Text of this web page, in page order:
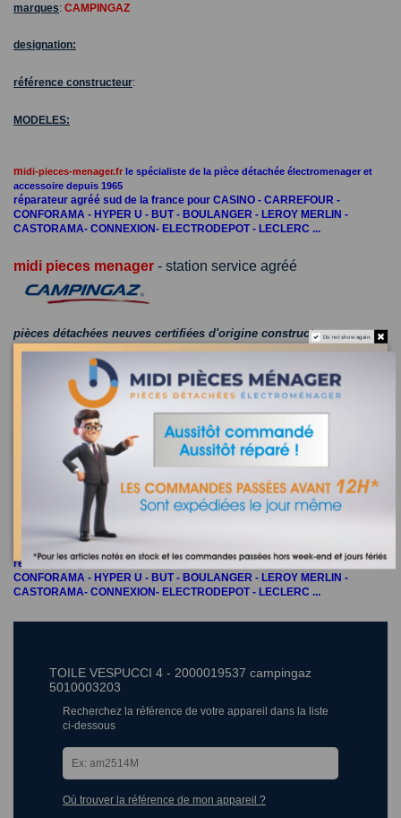
marques: CAMPINGAZ
designation:
référence constructeur:
MODELES:
midi-pieces-menager.fr le spécialiste de la pièce détachée électromenager et
accessoire depuis 1965
réparateur agréé sud de la france pour CASINO - CARREFOUR -
CONFORAMA - HYPER U - BUT - BOULANGER - LEROY MERLIN -
CASTORAMA- CONNEXION- ELECTRODEPOT - LECLERC ...
midi pieces menager - station service agréé
pièces détachées neuves certifiées d'origine constructeur
CAMPING GAZ
designation:
référence constructeur:
MODELES:
idi-pieces-menager.fr
réparateur agréé sud de la france pour CASINO - CARREFOUR -
CONFORAMA - HYPER U - BUT - BOULANGER - LEROY MERLIN -
CASTORAMA- CONNEXION- ELECTRODEPOT - LECLERC ...
TOILE VESPUCCI 4 - 2000019537 campingaz
5010003203
Recherchez la référence de votre appareil dans la liste
ci-dessous
Où trouver la référence de mon appareil ?
Do not show again.